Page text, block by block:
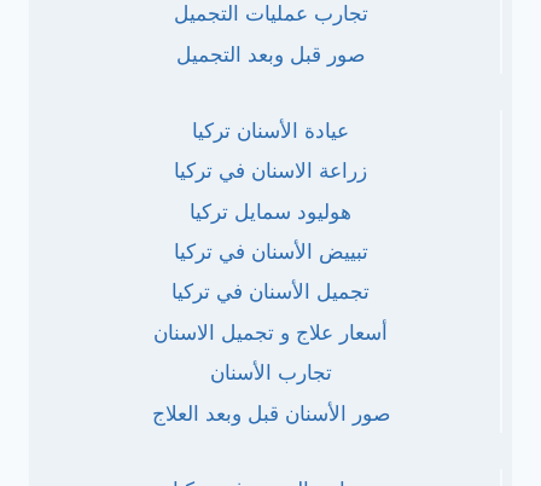
تجارب عمليات التجميل
صور قبل وبعد التجميل
عيادة الأسنان تركيا
زراعة الاسنان في تركيا
هوليود سمايل تركيا
تبييض الأسنان في تركيا
تجميل الأسنان في تركيا
أسعار علاج و تجميل الاسنان
تجارب الأسنان
صور الأسنان قبل وبعد العلاج